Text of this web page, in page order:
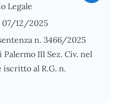
Legale
07/12/2025
n. 3466/2025
III Sez. Civ. nel
al R.G. n.